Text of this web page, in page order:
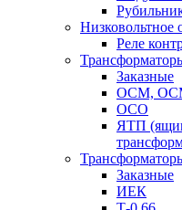
Низковольтное
Реле
Заказные
ОСМ,
ОСО
ЯТП
Заказные
ИЕК